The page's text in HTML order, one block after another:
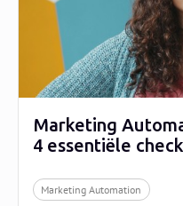
Marketing
4 essentiële
Marketing Automation